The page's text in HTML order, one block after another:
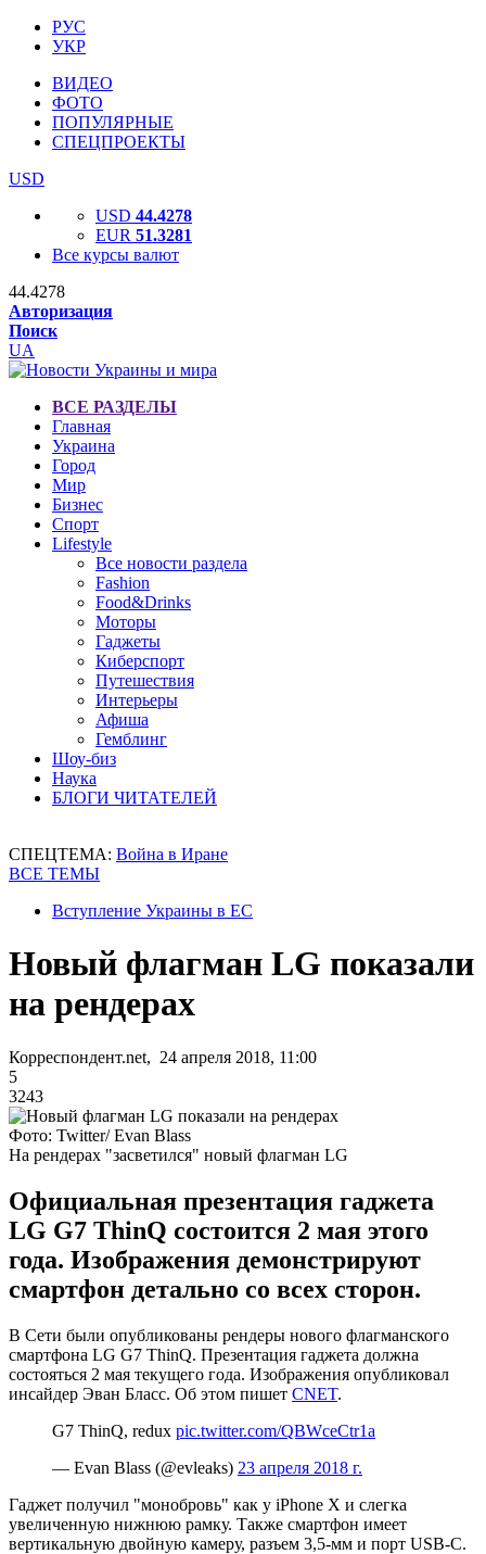
РУС
УКР
ВИДЕО
ФОТО
ПОПУЛЯРНЫЕ
СПЕЦПРОЕКТЫ
USD
USD 44.4278
EUR 51.3281
Все курсы валют
44.4278
Авторизация
Поиск
UA
ВСЕ РАЗДЕЛЫ
Главная
Украина
Город
Мир
Бизнес
Спорт
Lifestyle
Все новости раздела
Fashion
Food&Drinks
Моторы
Гаджеты
Киберспорт
Путешествия
Интерьеры
Афиша
Гемблинг
Шоу-биз
Наука
БЛОГИ ЧИТАТЕЛЕЙ
СПЕЦТЕМА: Война в Иране
ВСЕ ТЕМЫ
Вступление Украины в ЕС
Новый флагман LG показали
на рендерах
Корреспондент.net, 24 апреля 2018, 11:00
5
3243
Фото: Twitter/ Evan Blass
На рендерах "засветился" новый флагман LG
Официальная презентация гаджета
LG G7 ThinQ состоится 2 мая этого
года. Изображения демонстрируют
смартфон детально со всех сторон.
В Сети были опубликованы рендеры нового флагманского
смартфона LG G7 ThinQ. Презентация гаджета должна
состояться 2 мая текущего года. Изображения опубликовал
инсайдер Эван Бласс. Об этом пишет CNET.
G7 ThinQ, redux pic.twitter.com/QBWceCtr1a
— Evan Blass (@evleaks) 23 апреля 2018 г.
Гаджет получил "монобровь" как у iPhone Х и слегка
увеличенную нижнюю рамку. Также смартфон имеет
вертикальную двойную камеру, разъем 3,5-мм и порт USB-C.